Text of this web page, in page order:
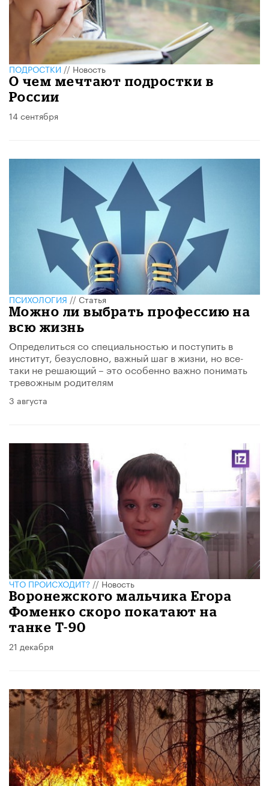
ПОДРОСТКИ//Новость
О чем мечтают подростки в
России
14 сентября
ПСИХОЛОГИЯ//Статья
Можно ли выбрать профессию на
всю жизнь
Определиться со специальностью и поступить в
институт, безусловно, важный шаг в жизни, но все-
таки не решающий – это особенно важно понимать
тревожным родителям
3 августа
ЧТО ПРОИСХОДИТ?//Новость
Воронежского мальчика Егора
Фоменко скоро покатают на
танке Т-90
21 декабря